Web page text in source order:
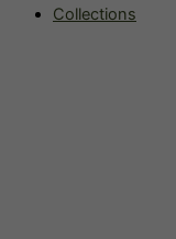
Collections